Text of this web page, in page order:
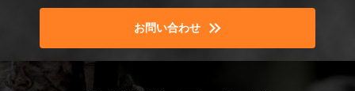
お問い合わせ